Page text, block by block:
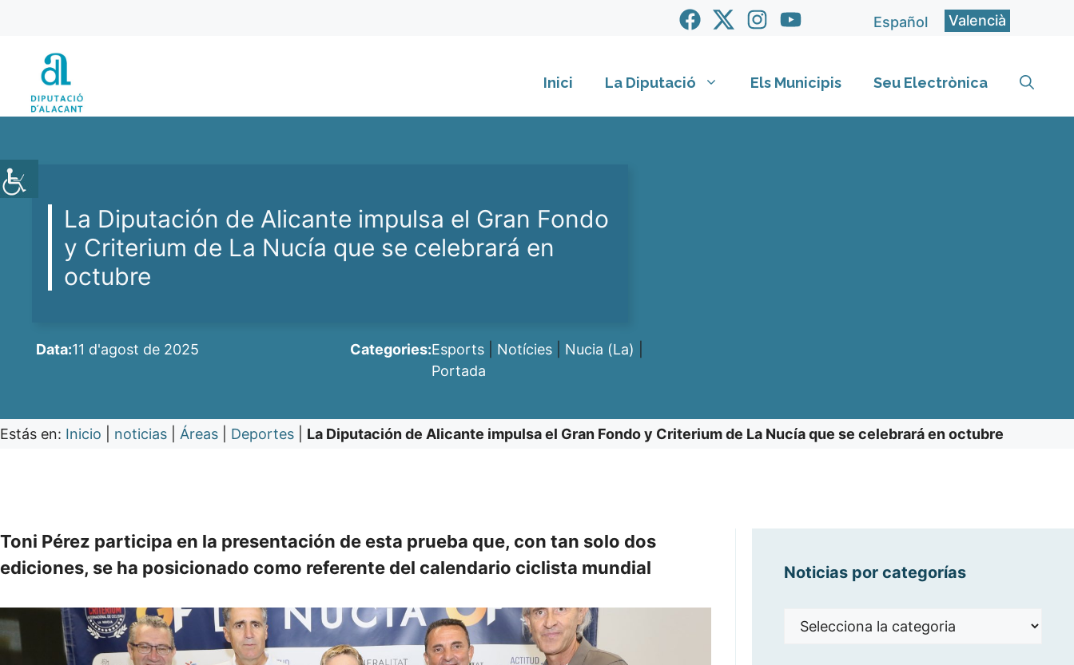
contingut
Español Valencià
Inici La Diputació Els Municipis Seu Electrònica
La Diputación de Alicante impulsa el Gran Fondo
y Criterium de La Nucía que se celebrará en
octubre
Data:11 d'agost de 2025 Categories:Esports Notícies Nucia (La)
Portada
Estás en: Inicio noticias Áreas Deportes La Diputación de Alicante impulsa el Gran Fondo y Criterium de La Nucía que se celebrará en octubre
Toni Pérez participa en la presentación de esta prueba que, con tan solo dos
ediciones, se ha posicionado como referente del calendario ciclista mundial
Noticias por categorías
Noticias